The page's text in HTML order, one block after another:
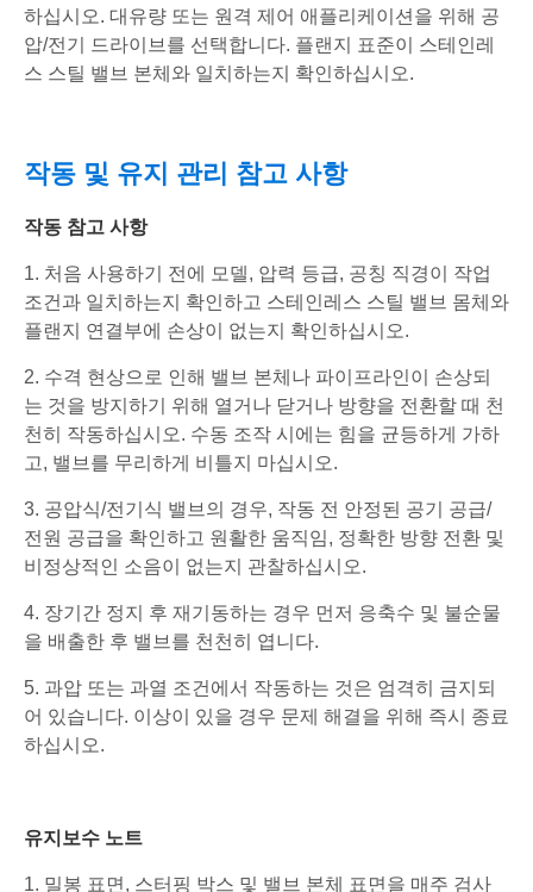
하십시오. 대유량 또는 원격 제어 애플리케이션을 위해 공
압/전기 드라이브를 선택합니다. 플랜지 표준이 스테인레
스 스틸 밸브 본체와 일치하는지 확인하십시오.
작동 및 유지 관리 참고 사항
작동 참고 사항
1. 처음 사용하기 전에 모델, 압력 등급, 공칭 직경이 작업
조건과 일치하는지 확인하고 스테인레스 스틸 밸브 몸체와
플랜지 연결부에 손상이 없는지 확인하십시오.
2. 수격 현상으로 인해 밸브 본체나 파이프라인이 손상되
는 것을 방지하기 위해 열거나 닫거나 방향을 전환할 때 천
천히 작동하십시오. 수동 조작 시에는 힘을 균등하게 가하
고, 밸브를 무리하게 비틀지 마십시오.
3. 공압식/전기식 밸브의 경우, 작동 전 안정된 공기 공급/
전원 공급을 확인하고 원활한 움직임, 정확한 방향 전환 및
비정상적인 소음이 없는지 관찰하십시오.
4. 장기간 정지 후 재기동하는 경우 먼저 응축수 및 불순물
을 배출한 후 밸브를 천천히 엽니다.
5. 과압 또는 과열 조건에서 작동하는 것은 엄격히 금지되
어 있습니다. 이상이 있을 경우 문제 해결을 위해 즉시 종료
하십시오.
유지보수 노트
1. 밀봉 표면, 스터핑 박스 및 밸브 본체 표면을 매주 검사